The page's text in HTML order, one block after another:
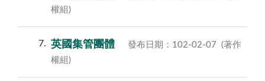
權組)
7 英國集管團體 發布日期：102-02-07 (著作
權組)